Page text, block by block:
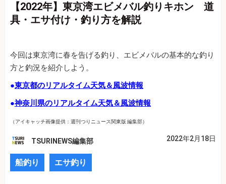
【2022年】東京湾エビメバル釣りキホン 道
具・エサ付け・釣り方を解説
今回は東京湾に春を告げる釣り、エビメバルの基本的な釣り
方と釣況を紹介しよう。
●東京都のリアルタイム天気＆風波情報
●神奈川県のリアルタイム天気＆風波情報
（アイキャッチ画像提供：週刊つりニュース関東版 編集部）
TSURINEWS編集部 2022年2月18日
船釣り エサ釣り